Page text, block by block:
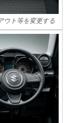
ウト等を変更する